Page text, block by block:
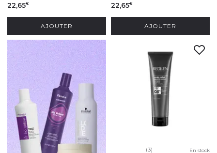
22,65€
AJOUTER
22,65€
AJOUTER
(3) En stock